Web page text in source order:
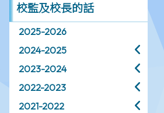
校監及校長的話
2025-2026
2024-2025
2023-2024
2022-2023
2021-2022